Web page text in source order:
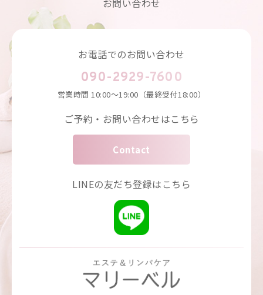
お問い合わせ
お電話でのお問い合わせ
090-2929-7600
営業時間10:00～19:00（最終受付18:00）
ご予約・お問い合わせはこちら
Contact
LINEの友だち登録はこちら